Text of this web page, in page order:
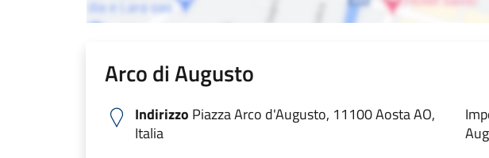
Arco di Augusto
Indirizzo Piazza Arco d'Augusto, 11100 Aosta AO,
Italia